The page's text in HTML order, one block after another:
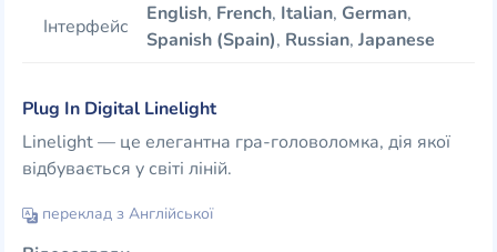
Інтерфейс
English, French, Italian, German,
Spanish (Spain), Russian, Japanese
Plug In Digital Linelight
Linelight — це елегантна гра-головоломка, дія якої
відбувається у світі ліній.
переклад з Англійської